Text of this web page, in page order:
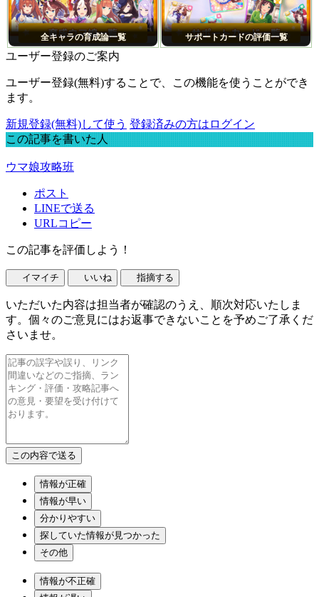
全キャラの育成論一覧 サポートカードの評価一覧
ユーザー登録のご案内
ユーザー登録(無料)することで、この機能を使うことができ
ます。
新規登録(無料)して使う 登録済みの方はログイン
この記事を書いた人
ウマ娘攻略班
ポスト
LINEで送る
URLコピー
この記事を評価しよう！
イマイチ いいね 指摘する
いただいた内容は担当者が確認のうえ、順次対応いたしま
す。個々のご意見にはお返事できないことを予めご了承くだ
さいませ。
情報が正確
情報が早い
分かりやすい
探していた情報が見つかった
その他
情報が不正確